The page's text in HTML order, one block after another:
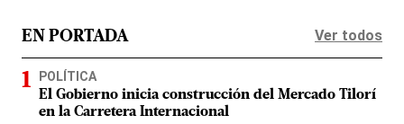
EN PORTADA Ver todos
POLÍTICA
El Gobierno inicia construcción del Mercado Tilorí
en la Carretera Internacional